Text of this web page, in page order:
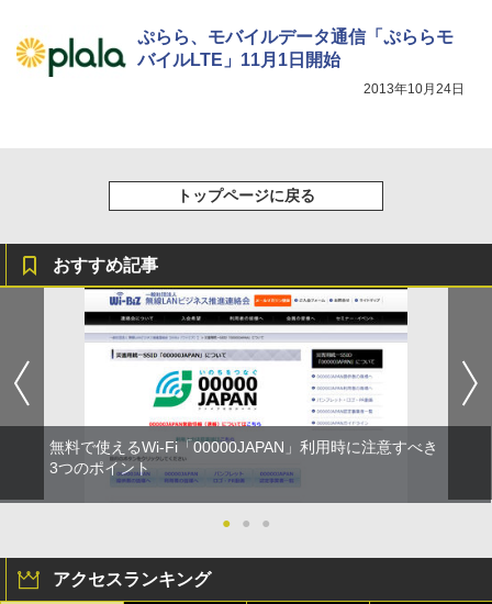
ぷらら、モバイルデータ通信「ぷららモ
バイルLTE」11月1日開始
2013年10月24日
トップページに戻る
おすすめ記事
無料で使えるWi-Fi「00000JAPAN」利用時に注意すべき
3つのポイント
● ● ●
アクセスランキング